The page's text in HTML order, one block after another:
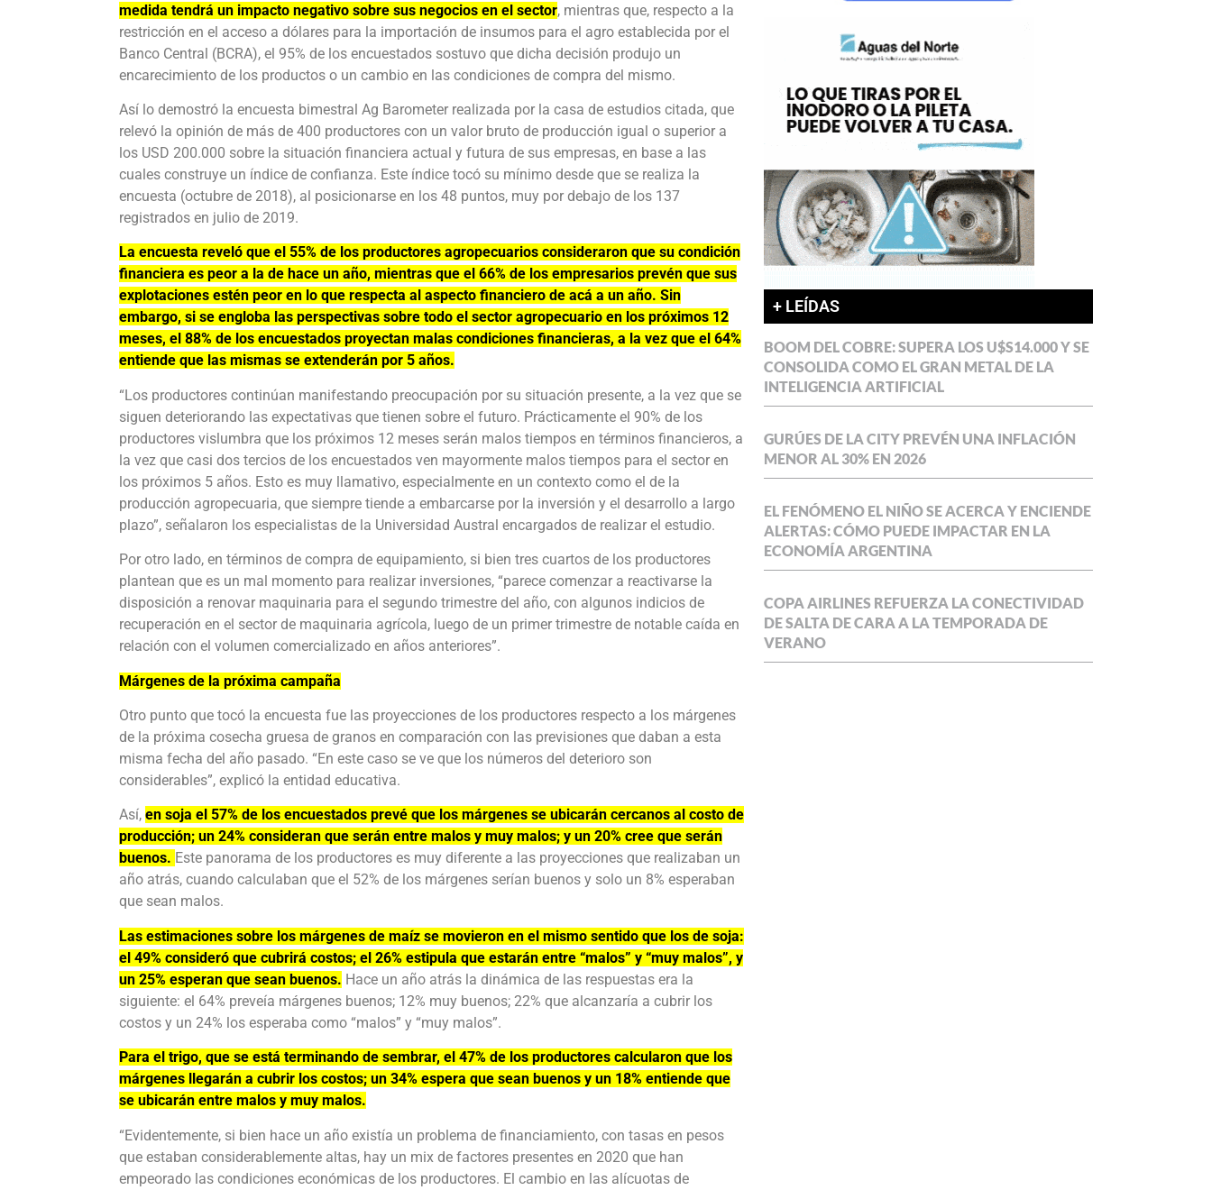
medida tendrá un impacto negativo sobre sus negocios en el sector, mientras que, respecto a la
restricción en el acceso a dólares para la importación de insumos para el agro establecida por el
Banco Central (BCRA), el 95% de los encuestados sostuvo que dicha decisión produjo un
encarecimiento de los productos o un cambio en las condiciones de compra del mismo.
Así lo demostró la encuesta bimestral Ag Barometer realizada por la casa de estudios citada, que
relevó la opinión de más de 400 productores con un valor bruto de producción igual o superior a
los USD 200.000 sobre la situación financiera actual y futura de sus empresas, en base a las
cuales construye un índice de confianza. Este índice tocó su mínimo desde que se realiza la
encuesta (octubre de 2018), al posicionarse en los 48 puntos, muy por debajo de los 137
registrados en julio de 2019.
La encuesta reveló que el 55% de los productores agropecuarios consideraron que su condición
financiera es peor a la de hace un año, mientras que el 66% de los empresarios prevén que sus
explotaciones estén peor en lo que respecta al aspecto financiero de acá a un año. Sin
embargo, si se engloba las perspectivas sobre todo el sector agropecuario en los próximos 12
meses, el 88% de los encuestados proyectan malas condiciones financieras, a la vez que el 64%
entiende que las mismas se extenderán por 5 años.
“Los productores continúan manifestando preocupación por su situación presente, a la vez que se
siguen deteriorando las expectativas que tienen sobre el futuro. Prácticamente el 90% de los
productores vislumbra que los próximos 12 meses serán malos tiempos en términos financieros, a
la vez que casi dos tercios de los encuestados ven mayormente malos tiempos para el sector en
los próximos 5 años. Esto es muy llamativo, especialmente en un contexto como el de la
producción agropecuaria, que siempre tiende a embarcarse por la inversión y el desarrollo a largo
plazo”, señalaron los especialistas de la Universidad Austral encargados de realizar el estudio.
Por otro lado, en términos de compra de equipamiento, si bien tres cuartos de los productores
plantean que es un mal momento para realizar inversiones, “parece comenzar a reactivarse la
disposición a renovar maquinaria para el segundo trimestre del año, con algunos indicios de
recuperación en el sector de maquinaria agrícola, luego de un primer trimestre de notable caída en
relación con el volumen comercializado en años anteriores”.
Márgenes de la próxima campaña
Otro punto que tocó la encuesta fue las proyecciones de los productores respecto a los márgenes
de la próxima cosecha gruesa de granos en comparación con las previsiones que daban a esta
misma fecha del año pasado. “En este caso se ve que los números del deterioro son
considerables”, explicó la entidad educativa.
Así, en soja el 57% de los encuestados prevé que los márgenes se ubicarán cercanos al costo de
producción; un 24% consideran que serán entre malos y muy malos; y un 20% cree que serán
buenos. Este panorama de los productores es muy diferente a las proyecciones que realizaban un
año atrás, cuando calculaban que el 52% de los márgenes serían buenos y solo un 8% esperaban
que sean malos.
Las estimaciones sobre los márgenes de maíz se movieron en el mismo sentido que los de soja:
el 49% consideró que cubrirá costos; el 26% estipula que estarán entre “malos” y “muy malos”, y
un 25% esperan que sean buenos. Hace un año atrás la dinámica de las respuestas era la
siguiente: el 64% preveía márgenes buenos; 12% muy buenos; 22% que alcanzaría a cubrir los
costos y un 24% los esperaba como “malos” y “muy malos”.
Para el trigo, que se está terminando de sembrar, el 47% de los productores calcularon que los
márgenes llegarán a cubrir los costos; un 34% espera que sean buenos y un 18% entiende que
se ubicarán entre malos y muy malos.
“Evidentemente, si bien hace un año existía un problema de financiamiento, con tasas en pesos
que estaban considerablemente altas, hay un mix de factores presentes en 2020 que han
empeorado las condiciones económicas de los productores. El cambio en las alícuotas de
+ LEÍDAS
BOOM DEL COBRE: SUPERA LOS U$S14.000 Y SE
CONSOLIDA COMO EL GRAN METAL DE LA
INTELIGENCIA ARTIFICIAL
GURÚES DE LA CITY PREVÉN UNA INFLACIÓN
MENOR AL 30% EN 2026
EL FENÓMENO EL NIÑO SE ACERCA Y ENCIENDE
ALERTAS: CÓMO PUEDE IMPACTAR EN LA
ECONOMÍA ARGENTINA
COPA AIRLINES REFUERZA LA CONECTIVIDAD
DE SALTA DE CARA A LA TEMPORADA DE
VERANO